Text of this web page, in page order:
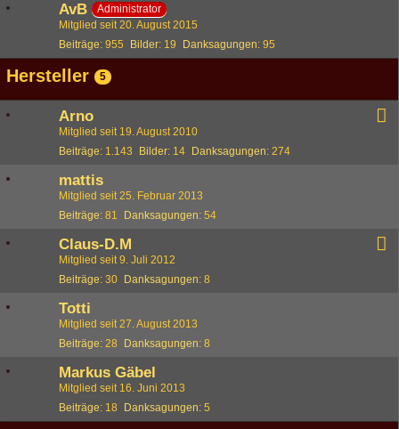
AvB
Administrator
Mitglied seit 20. August 2015
Beiträge 955 Bilder 19 Danksagungen 95
Hersteller 5
Arno
Mitglied seit 19. August 2010
Beiträge 1.143 Bilder 14 Danksagungen 274
mattis
Mitglied seit 25. Februar 2013
Beiträge 81 Danksagungen 54
Claus-D.M
Mitglied seit 9. Juli 2012
Beiträge 30 Danksagungen 8
Totti
Mitglied seit 27. August 2013
Beiträge 28 Danksagungen 8
Markus Gäbel
Mitglied seit 16. Juni 2013
Beiträge 18 Danksagungen 5